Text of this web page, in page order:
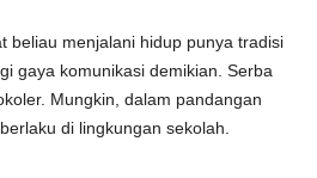
beliau menjalani hidup punya tradisi
gaya komunikasi demikian. Serba
Mungkin, dalam pandangan
di lingkungan sekolah.